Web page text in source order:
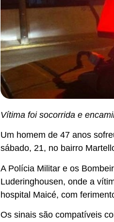
Vítima foi socorrida e
Um homem de 47 anos
sábado, 21, no bairro
A Polícia Militar e os
Luderinghousen, onde a
hospital Maicé, com
Os sinais são compatíveis